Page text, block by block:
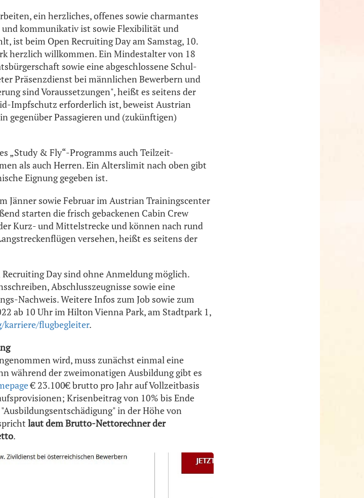
ein herzliches, offenes sowie charmantes
kommunikativ ist sowie Flexibilität und
ist beim Open Recruiting Day am Samstag, 10.
herzlich willkommen. Ein Mindestalter von 18
sowie eine abgeschlossene Schul-
Präsenzdienst bei männlichen Bewerbern und
sind Voraussetzungen", heißt es seitens der
Impfschutz erforderlich ist, beweist Austrian
gegenüber Passagieren und (zukünftigen)
„Study & Fly“-Programms auch Teilzeit-
als auch Herren. Ein Alterslimit nach oben gibt
Eignung gegeben ist.
Jänner sowie Februar im Austrian Trainingscenter
starten die frisch gebackenen Cabin Crew
Kurz- und Mittelstrecke und können nach rund
versehen, heißt es seitens der
Day sind ohne Anmeldung möglich.
Abschlusszeugnisse sowie eine
Nachweis. Weitere Infos zum Job sowie zum
ab 10 Uhr im Hilton Vienna Park, am Stadtpark 1,
karriere/flugbegleiter.
wird, muss zunächst einmal eine
während der zweimonatigen Ausbildung gibt es
€ 23.100€ brutto pro Jahr auf Vollzeitbasis
Krisenbeitrag von 10% bis Ende
in der Höhe von
laut dem Brutto-Nettorechner der
.